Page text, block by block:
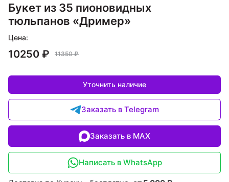
Букет из 35 пионовидных
тюльпанов «Дример»
Цена:
10250 ₽ 11350 ₽
Уточнить наличие
Заказать в Telegram
Заказать в MAX
Написать в WhatsApp